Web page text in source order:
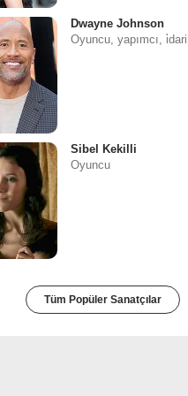
Dwayne Johnson
Oyuncu, yapımcı, i̇dari
Sibel Kekilli
Oyuncu
Tüm Popüler Sanatçılar